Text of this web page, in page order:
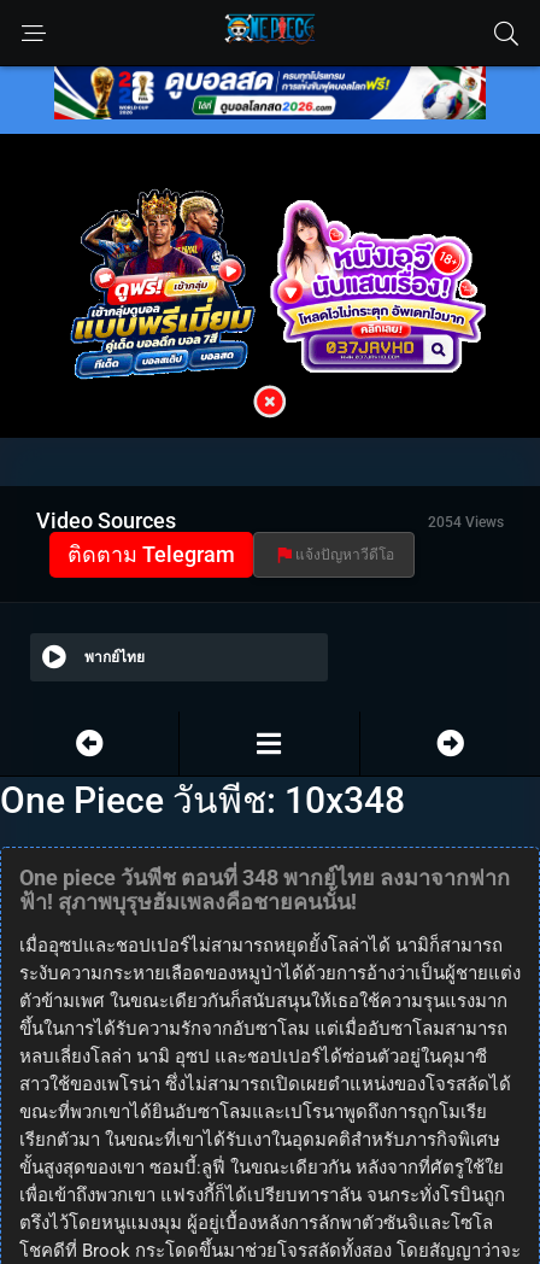
Video Sources 2054 Views
ติดตาม Telegram แจ้งปัญหาวีดีโอ
พากย์ไทย
One Piece วันพีช: 10x348
One piece วันพีช ตอนที่ 348 พากย์ไทย ลงมาจากฟาก
ฟ้า! สุภาพบุรุษฮัมเพลงคือชายคนนั้น!
เมื่ออุซปและชอปเปอร์ไม่สามารถหยุดยั้งโลล่าได้ นามิก็สามารถ
ระงับความกระหายเลือดของหมูป่าได้ด้วยการอ้างว่าเป็นผู้ชายแต่ง
ตัวข้ามเพศ ในขณะเดียวกันก็สนับสนุนให้เธอใช้ความรุนแรงมาก
ขึ้นในการได้รับความรักจากอับซาโลม แต่เมื่ออับซาโลมสามารถ
หลบเลี่ยงโลล่า นามิ อุซป และชอปเปอร์ได้ซ่อนตัวอยู่ในคุมาซี
สาวใช้ของเพโรน่า ซึ่งไม่สามารถเปิดเผยตำแหน่งของโจรสลัดได้
ขณะที่พวกเขาได้ยินอับซาโลมและเปโรนาพูดถึงการถูกโมเรีย
เรียกตัวมา ในขณะที่เขาได้รับเงาในอุดมคติสำหรับภารกิจพิเศษ
ขั้นสูงสุดของเขา ซอมบี้:ลูฟี่ ในขณะเดียวกัน หลังจากที่ศัตรูใช้ใย
เพื่อเข้าถึงพวกเขา แฟรงกี้ก็ได้เปรียบทาราลัน จนกระทั่งโรบินถูก
ตรึงไว้โดยหนูแมงมุม ผู้อยู่เบื้องหลังการลักพาตัวซันจิและโซโล
โชคดีที่ Brook กระโดดขึ้นมาช่วยโจรสลัดทั้งสอง โดยสัญญาว่าจะ